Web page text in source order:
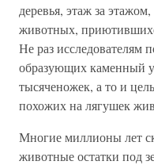
деревья, этаж за
животных,
Не раз исследователям
образующих каменный
тысяченожек, а то и
похожих на лягушек
Многие миллионы лет
животные остатки под